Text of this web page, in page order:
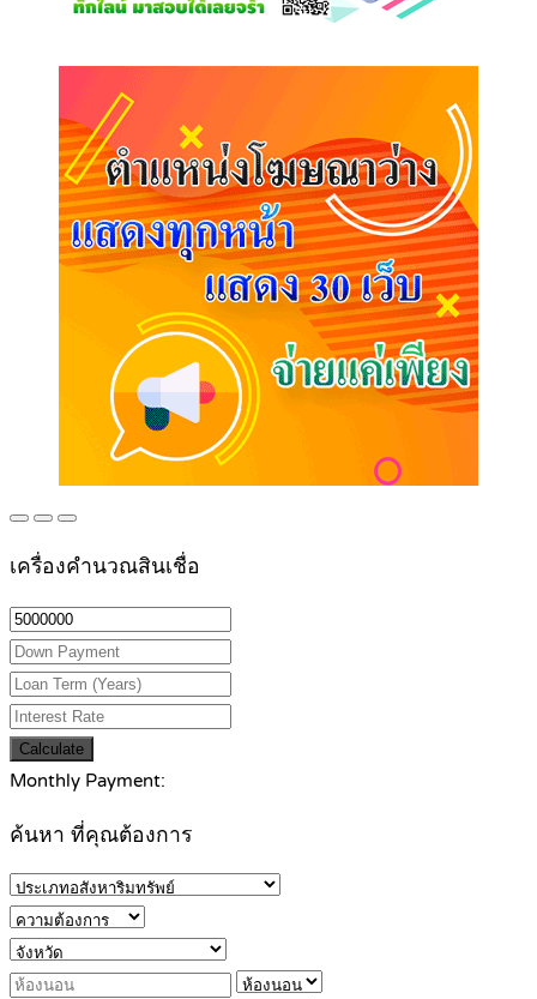
เครื่องคำนวณสินเชื่อ
Calculate
Monthly Payment:
ค้นหา ที่คุณต้องการ